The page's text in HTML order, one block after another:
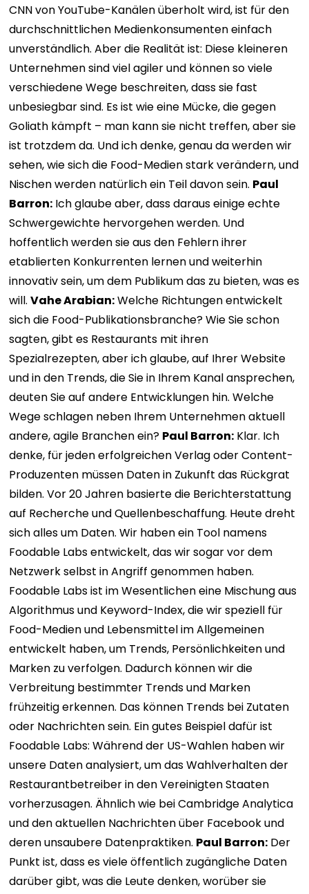
CNN von YouTube-Kanälen überholt wird, ist für den
durchschnittlichen Medienkonsumenten einfach
unverständlich. Aber die Realität ist: Diese kleineren
Unternehmen sind viel agiler und können so viele
verschiedene Wege beschreiten, dass sie fast
unbesiegbar sind. Es ist wie eine Mücke, die gegen
Goliath kämpft – man kann sie nicht treffen, aber sie
ist trotzdem da. Und ich denke, genau da werden wir
sehen, wie sich die Food-Medien stark verändern, und
Nischen werden natürlich ein Teil davon sein. Paul
Barron: Ich glaube aber, dass daraus einige echte
Schwergewichte hervorgehen werden. Und
hoffentlich werden sie aus den Fehlern ihrer
etablierten Konkurrenten lernen und weiterhin
innovativ sein, um dem Publikum das zu bieten, was es
will.Vahe Arabian:Welche Richtungen entwickelt
sich die Food-Publikationsbranche? Wie Sie schon
sagten, gibt es Restaurants mit ihren
Spezialrezepten, aber ich glaube, auf Ihrer Website
und in den Trends, die Sie in Ihrem Kanal ansprechen,
deuten Sie auf andere Entwicklungen hin. Welche
Wege schlagen neben Ihrem Unternehmen aktuell
andere, agile Branchen ein? Paul Barron: Klar. Ich
denke, für jeden erfolgreichen Verlag oder Content-
Produzenten müssen Daten in Zukunft das Rückgrat
bilden. Vor 20 Jahren basierte die Berichterstattung
auf Recherche und Quellenbeschaffung. Heute dreht
sich alles um Daten. Wir haben ein Tool namens
Foodable Labs entwickelt, das wir sogar vor dem
Netzwerk selbst in Angriff genommen haben.
Foodable Labs ist im Wesentlichen eine Mischung aus
Algorithmus und Keyword-Index, die wir speziell für
Food-Medien und Lebensmittel im Allgemeinen
entwickelt haben, um Trends, Persönlichkeiten und
Marken zu verfolgen. Dadurch können wir die
Verbreitung bestimmter Trends und Marken
frühzeitig erkennen. Das können Trends bei Zutaten
oder Nachrichten sein. Ein gutes Beispiel dafür ist
Foodable Labs: Während der US-Wahlen haben wir
unsere Daten analysiert, um das Wahlverhalten der
Restaurantbetreiber in den Vereinigten Staaten
vorherzusagen. Ähnlich wie bei Cambridge Analytica
und den aktuellen Nachrichten über Facebook und
deren unsaubere Datenpraktiken. Paul Barron: Der
Punkt ist, dass es viele öffentlich zugängliche Daten
darüber gibt, was die Leute denken, worüber sie